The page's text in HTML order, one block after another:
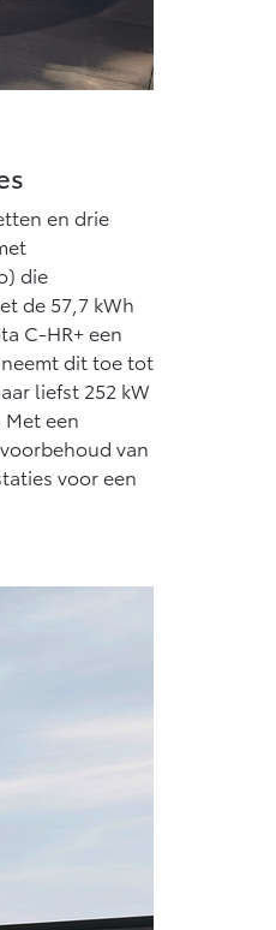
en drie
die
de 57,7 kWh
C-HR+ een
neemt dit toe tot
liefst 252 kW
een
van
voor een